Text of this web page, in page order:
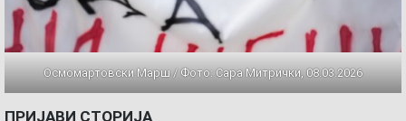
Осмомартовски Марш / Фото: Сара Митрички, 08.03.2026
ПРИЈАВИ СТОРИЈА